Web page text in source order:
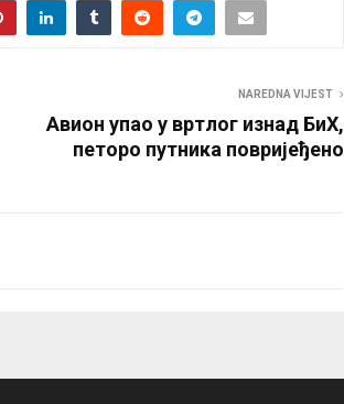
NAREDNA VIJEST
Авион упао у вртлог изнад БиХ,
петоро путника повријеђено